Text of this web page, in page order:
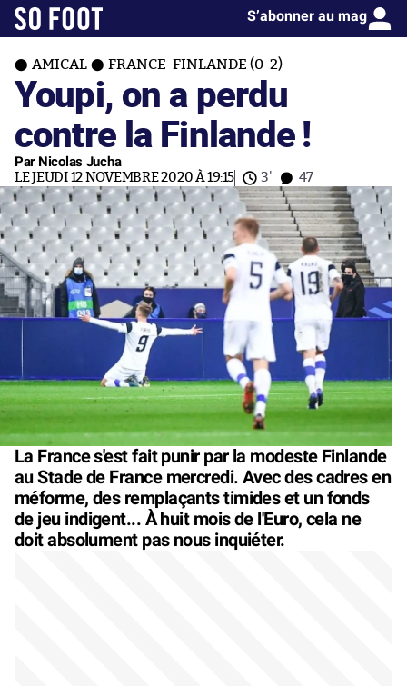
S’abonner au mag
AMICAL FRANCE-FINLANDE (0-2)
Youpi, on a perdu
contre la Finlande !
Par Nicolas Jucha
LE JEUDI 12 NOVEMBRE 2020 À 19:15 3' 47
La France s'est fait punir par la modeste Finlande
au Stade de France mercredi. Avec des cadres en
méforme, des remplaçants timides et un fonds
de jeu indigent... À huit mois de l'Euro, cela ne
doit absolument pas nous inquiéter.